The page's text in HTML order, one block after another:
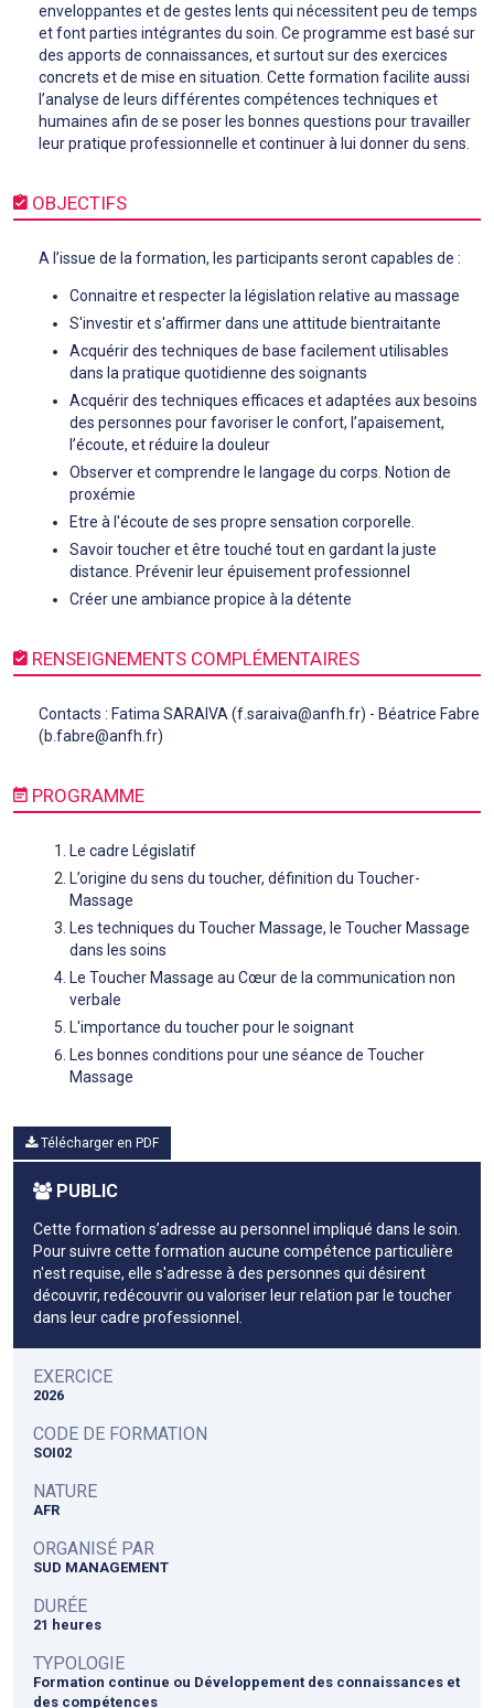
enveloppantes et de gestes lents qui nécessitent peu de temps
et font parties intégrantes du soin. Ce programme est basé sur
des apports de connaissances, et surtout sur des exercices
concrets et de mise en situation. Cette formation facilite aussi
l’analyse de leurs différentes compétences techniques et
humaines afin de se poser les bonnes questions pour travailler
leur pratique professionnelle et continuer à lui donner du sens.
OBJECTIFS
A l’issue de la formation, les participants seront capables de :
Connaitre et respecter la législation relative au massage
S'investir et s'affirmer dans une attitude bientraitante
Acquérir des techniques de base facilement utilisables
dans la pratique quotidienne des soignants
Acquérir des techniques efficaces et adaptées aux besoins
des personnes pour favoriser le confort, l’apaisement,
l’écoute, et réduire la douleur
Observer et comprendre le langage du corps. Notion de
proxémie
Etre à l'écoute de ses propre sensation corporelle.
Savoir toucher et être touché tout en gardant la juste
distance. Prévenir leur épuisement professionnel
Créer une ambiance propice à la détente
RENSEIGNEMENTS COMPLÉMENTAIRES
Contacts : Fatima SARAIVA (f.saraiva@anfh.fr) - Béatrice Fabre
(b.fabre@anfh.fr)
PROGRAMME
Le cadre Législatif
L’origine du sens du toucher, définition du Toucher-
Massage
Les techniques du Toucher Massage, le Toucher Massage
dans les soins
Le Toucher Massage au Cœur de la communication non
verbale
L'importance du toucher pour le soignant
Les bonnes conditions pour une séance de Toucher
Massage
Télécharger en PDF
PUBLIC
Cette formation s’adresse au personnel impliqué dans le soin.
Pour suivre cette formation aucune compétence particulière
n'est requise, elle s'adresse à des personnes qui désirent
découvrir, redécouvrir ou valoriser leur relation par le toucher
dans leur cadre professionnel.
EXERCICE
2026
CODE DE FORMATION
SOI02
NATURE
AFR
ORGANISÉ PAR
SUD MANAGEMENT
DURÉE
21 heures
TYPOLOGIE
Formation continue ou Développement des connaissances et
des compétences